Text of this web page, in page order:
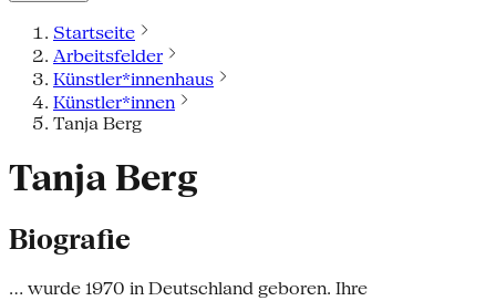
Startseite
Arbeitsfelder
Künstler*innenhaus
Künstler*innen
Tanja Berg
Tanja Berg
Biografie
... wurde 1970 in Deutschland geboren. Ihre